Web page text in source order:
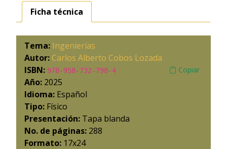
Ficha técnica
Tema: Ingenierías
Autor: Carlos Alberto Cobos Lozada
ISBN: 978-958-732-798-4 Copiar
Año: 2025
Idioma: Español
Tipo: Físico
Presentación: Tapa blanda
No. de páginas: 288
Formato: 17x24